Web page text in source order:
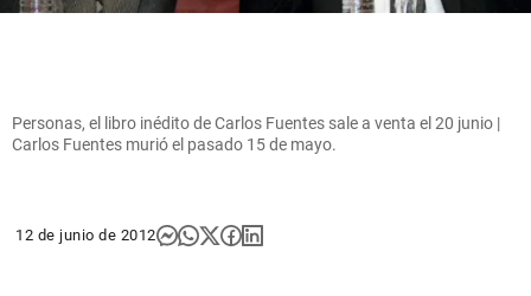
Personas, el libro inédito de Carlos Fuentes sale a venta el 20 junio |
Carlos Fuentes murió el pasado 15 de mayo.
12 de junio de 2012